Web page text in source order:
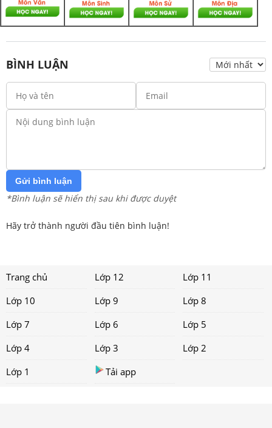
BÌNH LUẬN
Gửi bình luận
*Bình luận sẽ hiển thị sau khi được duyệt
Hãy trở thành người đầu tiên bình luận!
Trang chủ Lớp 12
Lớp 11
Lớp 10
Lớp 9
Lớp 8
Lớp 7
Lớp 6
Lớp 5
Lớp 4
Lớp 3
Lớp 2
Lớp 1
Tải app